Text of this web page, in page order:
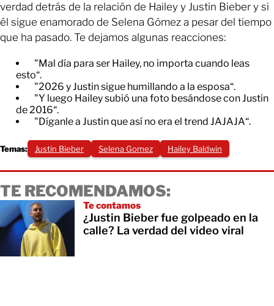
verdad detrás de la relación de Hailey y Justin Bieber y si
él sigue enamorado de Selena Gómez a pesar del tiempo
que ha pasado. Te dejamos algunas reacciones:
"Mal día para ser Hailey, no importa cuando leas
esto“.
"2026 y Justin sigue humillando a la esposa“.
"Y luego Hailey subió una foto besándose con Justin
de 2016“.
"Díganle a Justin que así no era el trend JAJAJA“.
Temas: Justin Bieber Selena Gomez Hailey Baldwin
TE RECOMENDAMOS:
Te contamos
¿Justin Bieber fue golpeado en la
calle? La verdad del video viral